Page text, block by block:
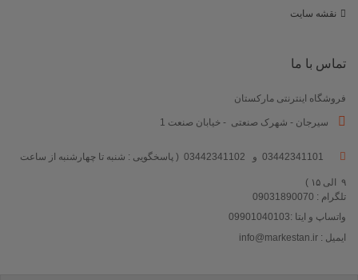
نقشه سایت
تماس با ما
فروشگاه اینترنتی مارکستان
سیرجان - شهرک صنعتی - خیابان صنعت 1
03442341101 و 03442341102 ( پاسخگویی : شنبه تا چهارشنبه از ساعت
۹ الی ۱۵ )
تلگرام : 09031890070
واتساپ و ایتا :09901040103
ایمیل : info@markestan.ir